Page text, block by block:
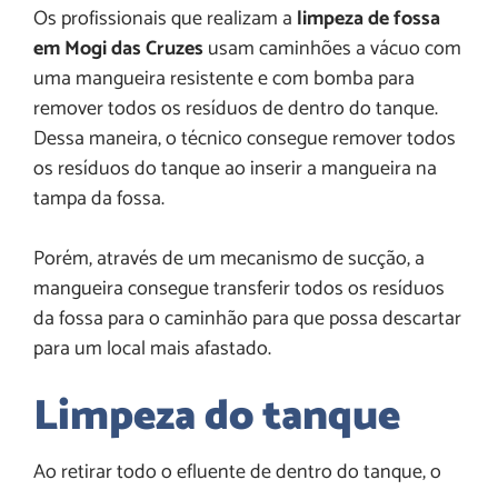
Os profissionais que realizam a limpeza de fossa
em Mogi das Cruzesusam caminhões a vácuo com
uma mangueira resistente e com bomba para
remover todos os resíduos de dentro do tanque.
Dessa maneira, o técnico consegue remover todos
os resíduos do tanque ao inserir a mangueira na
tampa da fossa.
Porém, através de um mecanismo de sucção, a
mangueira consegue transferir todos os resíduos
da fossa para o caminhão para que possa descartar
para um local mais afastado.
Limpeza do tanque
Ao retirar todo o efluente de dentro do tanque, o